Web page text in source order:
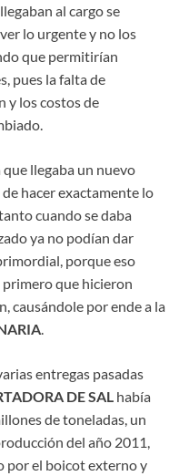
al cargo se
lo urgente y no los
que permitirían
pues la falta de
y los costos de
que llegaba un nuevo
hacer exactamente lo
cuando se daba
ya no podían dar
porque eso
que hicieron
causándole por ende a la
entregas pasadas
DE SAL había
de toneladas, un
del año 2011,
por el boicot externo y